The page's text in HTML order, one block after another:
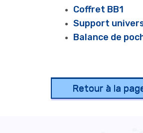
Coffret BB1
Support
Balance de
Retour à la